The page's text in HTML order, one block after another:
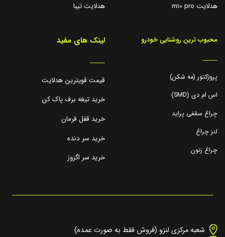
هدلایت m10 pro
هدلایت تیبا
محبوب ترین روشنایی خودرو
_____
پروژکتور (مه شکن)
اس ام دی (SMD)
چراغ سقفی پراید
لنز چراغ
چراغ زنون
لینک های مفید
_____
قیمت قویترین هدلایت
خرید تیغه برف پاک کن
خرید قفل فرمان
خرید سر دنده
خرید سر اگزوز
شعبه مرکزی لنزو (فروش فقط به صورت عمده)